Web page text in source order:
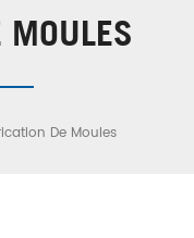
MOULES
De Moules